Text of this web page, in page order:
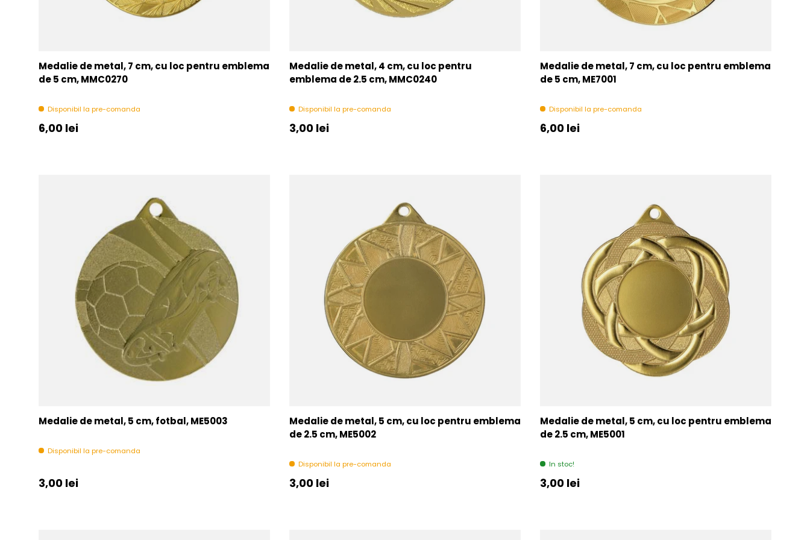
Medalie de metal, 7 cm, cu loc pentru emblema
de 5 cm, MMC0270
Disponibil la pre-comanda
Pret initial
6,00 lei
Medalie de metal, 4 cm, cu loc pentru
emblema de 2.5 cm, MMC0240
Disponibil la pre-comanda
Pret initial
3,00 lei
Medalie de metal, 7 cm, cu loc pentru emblema
de 5 cm, ME7001
Disponibil la pre-comanda
Pret initial
6,00 lei
Medalie de metal, 5 cm, fotbal, ME5003
Disponibil la pre-comanda
Pret initial
3,00 lei
Medalie de metal, 5 cm, cu loc pentru emblema
de 2.5 cm, ME5002
Disponibil la pre-comanda
Pret initial
3,00 lei
Medalie de metal, 5 cm, cu loc pentru emblema
de 2.5 cm, ME5001
In stoc!
Pret initial
3,00 lei